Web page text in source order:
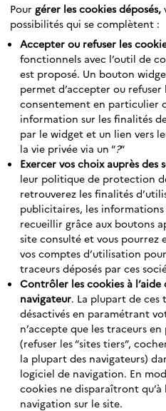
Pour gérer les cookies déposés,
possibilités qui se complètent :
Accepter ou refuser les
fonctionnels avec l’outil de
est proposé. Un bouton
permet d’accepter ou
consentement en particulier
information sur les finalités
par le widget et un lien vers
la vie privée via un “?“
Exercer vos choix auprès des
leur politique de protection
retrouverez les finalités
publicitaires, les
recueillir grâce aux boutons
site consulté et vous pourrez
vos comptes d’utilisation
traceurs déposés par ces
Contrôler les cookies à
navigateur. La plupart de ces
désactivés en paramétrant
n’accepte que les traceurs
(refuser les “sites tiers”,
la plupart des navigateurs)
logiciel de navigation. En
cookies ne disparaîtront
navigation sur le site.